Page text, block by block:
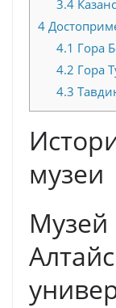
3.4
4
4.1 Гора
4.2 Гора
4.3
музеи
Музей